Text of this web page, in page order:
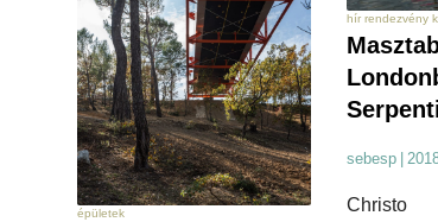
épületek
hír rendezvény
sebesp
Christo